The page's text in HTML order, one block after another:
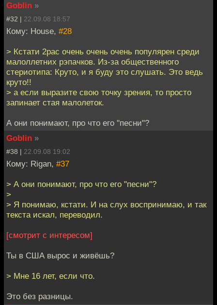
Goblin »
#32 | 22.09.08 18:57
Кому: House, #28
> Кстати 2рас очень очень очень популярен среди
малоллетних рэпачков. Из-за общественного
стериотипа: Круто, и я буду это слушать. Это ведь
круто!!
> а если выразите свою точку зрения, то просто
запинает стая малолеток.
А они понимают, про что его "песни"?
Goblin »
#38 | 22.09.08 19:02
Кому: Rigan, #37
> А они понимают, про что его "песни"?
>
> Я понимаю, кстати. И на слух воспринимаю, и так
текста искал, переводил.
[смотрит с интересом]
Ты в США вырос и живёшь?
> Мне 16 лет, если что.
Это без разницы.